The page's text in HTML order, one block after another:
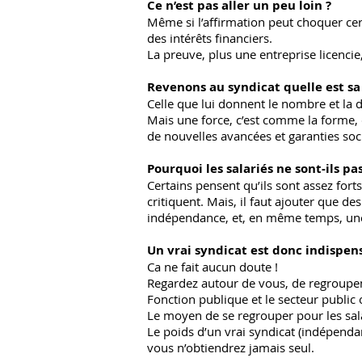
Ce n’est pas aller un peu loin ?
Même si l’affirmation peut choquer
des intérêts financiers.
La preuve, plus une entreprise
Revenons au syndicat quelle est
Celle que lui donnent le nombre et la
Mais une force, c’est comme la
de nouvelles avancées et garanties
Pourquoi les salariés ne sont-ils
Certains pensent qu’ils sont assez
critiquent. Mais, il faut ajouter que
indépendance, et, en même temps,
Un vrai syndicat est donc
Ca ne fait aucun doute !
Regardez autour de vous, de
Fonction publique et le secteur public
Le moyen de se regrouper pour les
Le poids d’un vrai syndicat
vous n’obtiendrez jamais seul.